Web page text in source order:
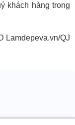
khách hàng trong
Lamdepeva.vn/QJ